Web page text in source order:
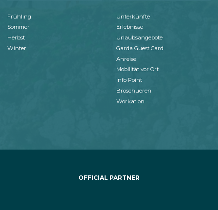
Frühling
Sommer
Herbst
Winter
Unterkünfte
Erlebnisse
Urlaubsangebote
Garda Guest Card
Anreise
Mobilität vor Ort
Info Point
Broschueren
Workation
OFFICIAL PARTNER